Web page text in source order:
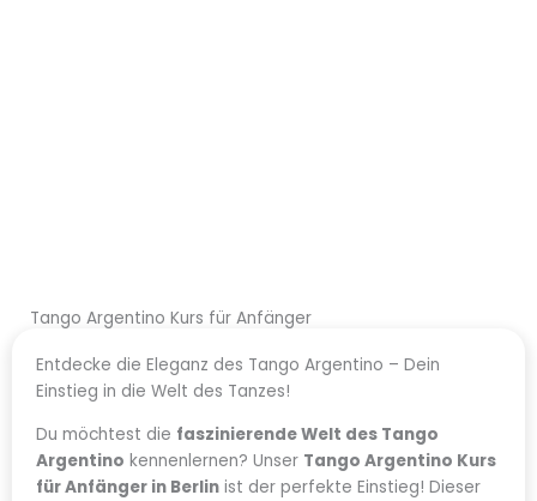
Tango Argentino Kurs für Anfänger
Entdecke die Eleganz des Tango Argentino – Dein
Einstieg in die Welt des Tanzes!
Du möchtest die faszinierende Welt des Tango
Argentino kennenlernen? Unser Tango Argentino Kurs
für Anfänger in Berlin ist der perfekte Einstieg! Dieser